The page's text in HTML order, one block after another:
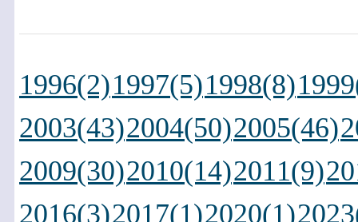
1996(2)1997(5)1998(8)
2003(43)2004(50)2005(46)
2009(30)2010(14)2011(9)
2016(3)2017(1)2020(1)